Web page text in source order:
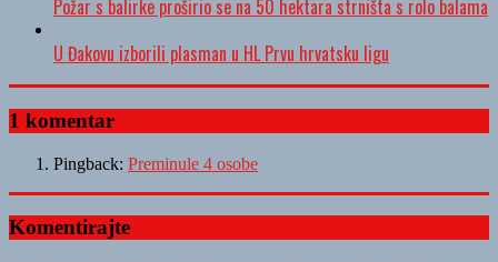
Požar s balirke proširio se na 50 hektara strništa s rolo balama
U Đakovu izborili plasman u HL Prvu hrvatsku ligu
1 komentar
Pingback: Preminule 4 osobe
Komentirajte